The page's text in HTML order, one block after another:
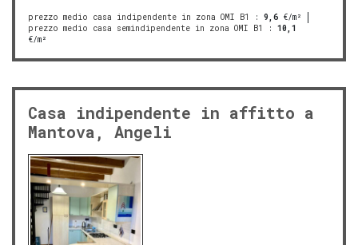
prezzo medio casa indipendente in zona OMI B1 : 9,6 €/m²
prezzo medio casa semindipendente in zona OMI B1
: 10,1
€/m²
Casa indipendente in affitto a
Mantova, Angeli